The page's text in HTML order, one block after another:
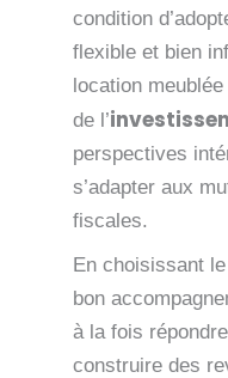
condition
flexible et bien
location
de l’
perspectives
s’adapter aux
fiscales.
En choisissant
bon
à la fois
construire des